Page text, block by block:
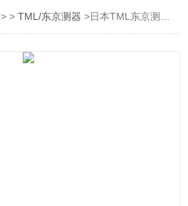
> >TML/东京测器 >日本TML东京测器 多通道动态应变仪